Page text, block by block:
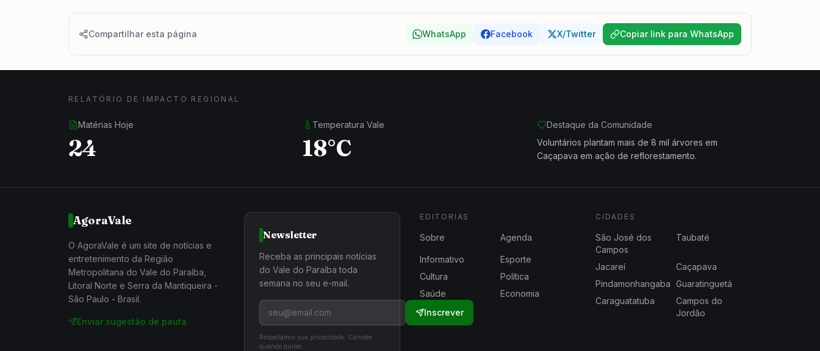
Compartilhar esta página WhatsApp Facebook X/Twitter Copiar link para WhatsApp
RELATÓRIO DE IMPACTO REGIONAL
Matérias Hoje
24
Temperatura Vale
18°C
Destaque da Comunidade
Voluntários plantam mais de 8 mil árvores em
Caçapava em ação de reflorestamento.
AgoraVale
O AgoraVale é um site de notícias e
entretenimento da Região
Metropolitana do Vale do Paraíba,
Litoral Norte e Serra da Mantiqueira -
São Paulo - Brasil.
Enviar sugestão de pauta
Newsletter
Receba as principais notícias
do Vale do Paraíba toda
semana no seu e-mail.
Inscrever
Respeitamos sua privacidade. Cancele
quando quiser.
EDITORIAS
Sobre Agenda
Informativo
Esporte
Cultura
Política
Saúde
Economia
CIDADES
São José dos
Campos
Taubaté
Jacareí
Caçapava
Pindamonhangaba Guaratinguetá
Caraguatatuba
Campos do
Jordão